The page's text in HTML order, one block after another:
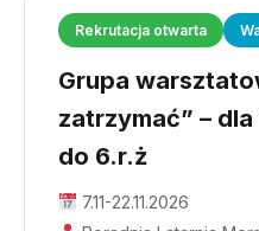
Rekrutacja otwarta
Grupa
zatrzymać” –
do 6.r.ż
7.11-22.11.2026